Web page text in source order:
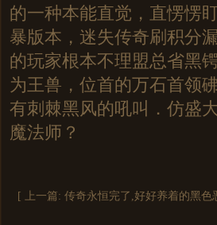
的一种本能直觉，直愣愣
暴版本，迷失传奇刷积分
的玩家根本不理盟总省黑
为王兽，位首的万石首领
有刺棘黑风的吼叫．仿盛
魔法师？
[ 上一篇: 传奇永恒完了,好好养着的黑色